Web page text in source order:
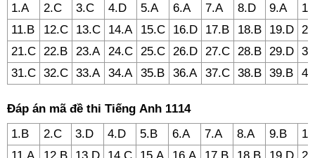
1.A
2.C 3.C 4.D 5.A 6.A 7.A 8.D 9.A
11.B
12.C 13.C 14.A 15.C 16.D 17.B 18.B 19.D
21.C 22.B 23.A 24.C 25.C 26.D 27.C 28.B 29.D
31.C 32.C 33.A 34.A 35.B 36.A 37.C 38.B 39.B
Đáp án mã đề thi Tiếng Anh 1114
1.B
2.C 3.D 4.D 5.B 6.A 7.A 8.A 9.B